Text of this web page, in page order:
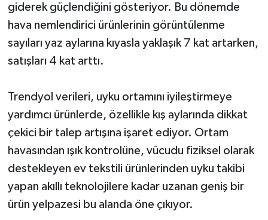
giderek güçlendiğini gösteriyor. Bu dönemde
hava nemlendirici ürünlerinin görüntülenme
sayıları yaz aylarına kıyasla yaklaşık 7 kat artarken,
satışları 4 kat arttı.
Trendyol verileri, uyku ortamını iyileştirmeye
yardımcı ürünlerde, özellikle kış aylarında dikkat
çekici bir talep artışına işaret ediyor. Ortam
havasından ışık kontrolüne, vücudu fiziksel olarak
destekleyen ev tekstili ürünlerinden uyku takibi
yapan akıllı teknolojilere kadar uzanan geniş bir
ürün yelpazesi bu alanda öne çıkıyor.